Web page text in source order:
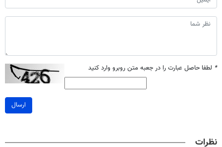
* لطفا حاصل عبارت را در جعبه متن روبرو وارد کنید
ارسال
نظرات